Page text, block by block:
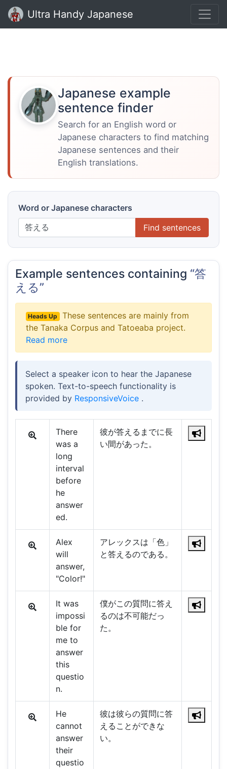
Ultra Handy Japanese
Japanese example
sentence finder
Search for an English word or
Japanese characters to find matching
Japanese sentences and their
English translations.
Word or Japanese characters
Find sentences
Example sentences containing “答
える”
Heads Up
These sentences are mainly from
the Tanaka Corpus and Tatoeaba project.
Read more
Select a speaker icon to hear the Japanese
spoken. Text-to-speech functionality is
provided by ResponsiveVoice .
There
was a
long
interval
before
he
answer
ed.
彼が答えるまでに長
い間があった。
Alex
will
answer,
"Color!"
アレックスは「色」
と答えるのである。
It was
impossi
ble for
me to
answer
this
questio
n.
僕がこの質問に答え
るのは不可能だっ
た。
He
cannot
answer
their
questio
彼は彼らの質問に答
えることができな
い。